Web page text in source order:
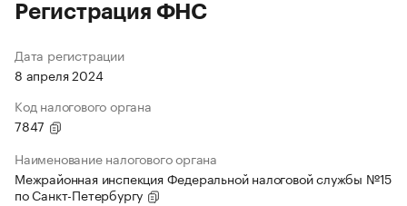
Регистрация ФНС
Дата регистрации
8 апреля 2024
Код налогового органа
7847
Наименование налогового органа
Межрайонная инспекция Федеральной налоговой службы №15
по Санкт-Петербургу